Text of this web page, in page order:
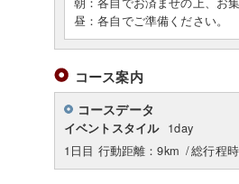
昼：各自でご準備ください。
コース案内
コースデータ
イベントスタイル 1day
1日目 行動距離：9km /総行程